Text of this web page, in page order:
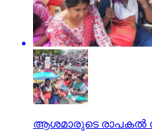
ആശമാരുടെ രാപകല്‍